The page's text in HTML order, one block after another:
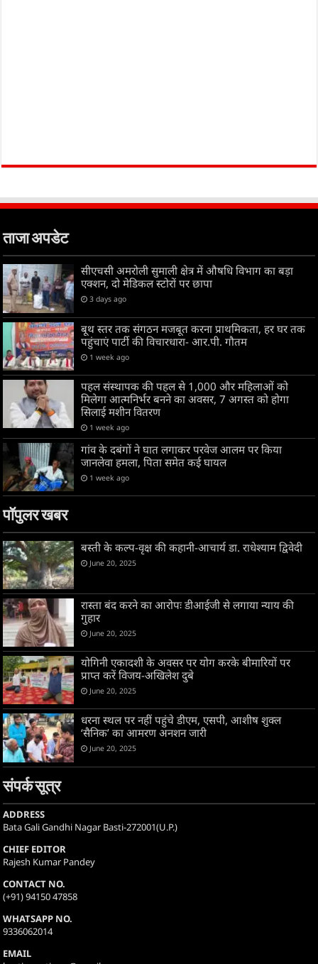
ताजा अपडेट
सीएचसी अमरोली सुमाली क्षेत्र में औषधि विभाग का बड़ा
एक्शन, दो मेडिकल स्टोरों पर छापा
3 days ago
बूथ स्तर तक संगठन मजबूत करना प्राथमिकता, हर घर तक
पहुंचाएं पार्टी की विचारधारा- आर.पी. गौतम
1 week ago
पहल संस्थापक की पहल से 1,000 और महिलाओं को
मिलेगा आत्मनिर्भर बनने का अवसर, 7 अगस्त को होगा
सिलाई मशीन वितरण
1 week ago
गांव के दबंगों ने घात लगाकर परवेज आलम पर किया
जानलेवा हमला, पिता समेत कई घायल
1 week ago
पॉपुलर खबर
बस्ती के कल्प-वृक्ष की कहानी-आचार्य डा. राधेश्याम द्विवेदी
June 20, 2025
रास्ता बंद करने का आरोपः डीआईजी से लगाया न्याय की
गुहार
June 20, 2025
योगिनी एकादशी के अवसर पर योग करके बीमारियों पर
प्राप्त करें विजय-अखिलेश दुबे
June 20, 2025
धरना स्थल पर नहीं पहुंचे डीएम, एसपी, आशीष शुक्ल
‘सैनिक’ का आमरण अनशन जारी
June 20, 2025
संपर्क सूत्र
ADDRESS
Bata Gali Gandhi Nagar Basti-272001(U.P.)
CHIEF EDITOR
Rajesh Kumar Pandey
CONTACT NO.
(+91) 94150 47858
WHATSAPP NO.
9336062014
EMAIL